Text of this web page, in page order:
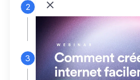
Connectez-vous
monsite gratuit pour
espace d'administration
Personnalisez
designpour créer un site